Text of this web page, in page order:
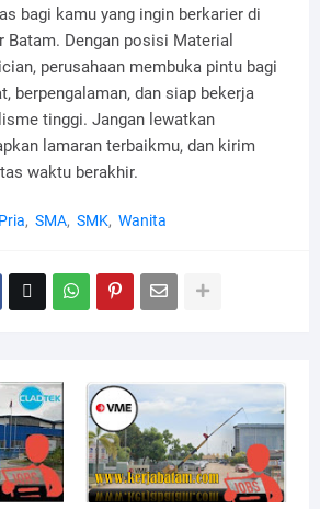
bagi kamu yang ingin berkarier di
Batam. Dengan posisi Material
perusahaan membuka pintu bagi
berpengalaman, dan siap bekerja
tinggi. Jangan lewatkan
lamaran terbaikmu, dan kirim
waktu berakhir.
Pria SMA SMK Wanita